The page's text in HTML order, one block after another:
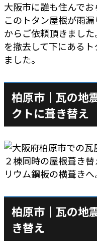
大阪市に誰も住んで
このトタン屋根が雨
からご依頼頂きまし
を撤去して下にある
ました。
柏原市｜瓦の地
クトに葺き替え
２棟同時の屋根葺き
リウム鋼板の横葺きへ
柏原市｜瓦の地
き替え